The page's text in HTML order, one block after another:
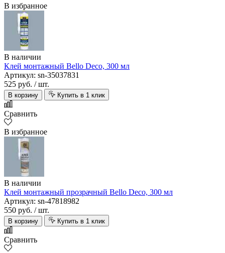
В избранное
В наличии
Клей монтажный Bello Deco, 300 мл
Артикул: sn-35037831
525 руб. / шт.
В корзину Купить в 1 клик
Сравнить
В избранное
В наличии
Клей монтажный прозрачный Bello Deco, 300 мл
Артикул: sn-47818982
550 руб. / шт.
В корзину Купить в 1 клик
Сравнить